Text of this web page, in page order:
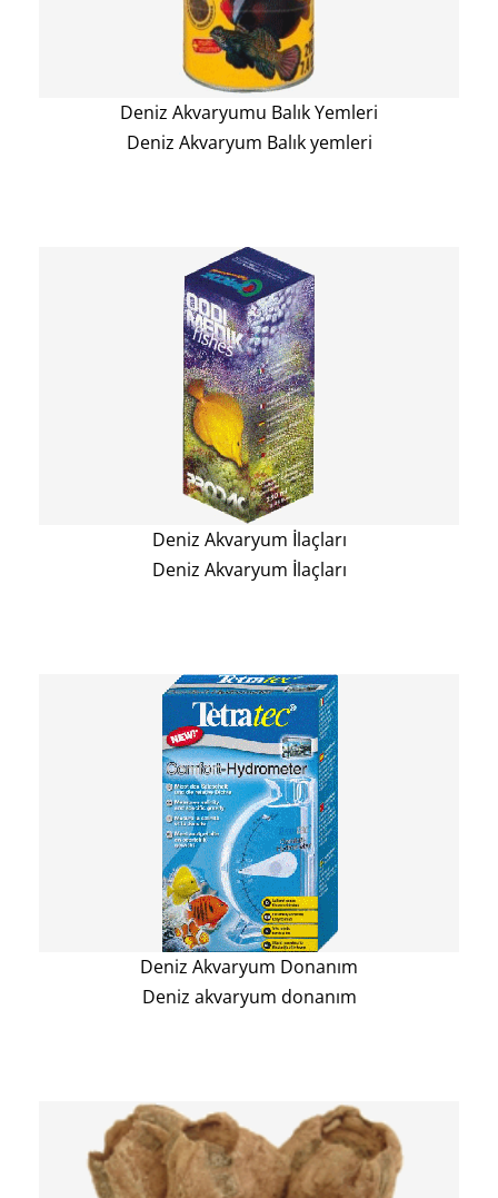
Deniz Akvaryumu Balık Yemleri
Deniz Akvaryum Balık yemleri
Deniz Akvaryum İlaçları
Deniz Akvaryum İlaçları
Deniz Akvaryum Donanım
Deniz akvaryum donanım